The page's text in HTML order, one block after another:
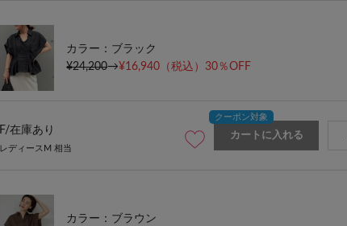
カラー：ブラック
¥24,200→¥16,940 （税込）30％OFF
F/在庫あり
レディースM 相当
カートに入れる
カラー：ブラウン